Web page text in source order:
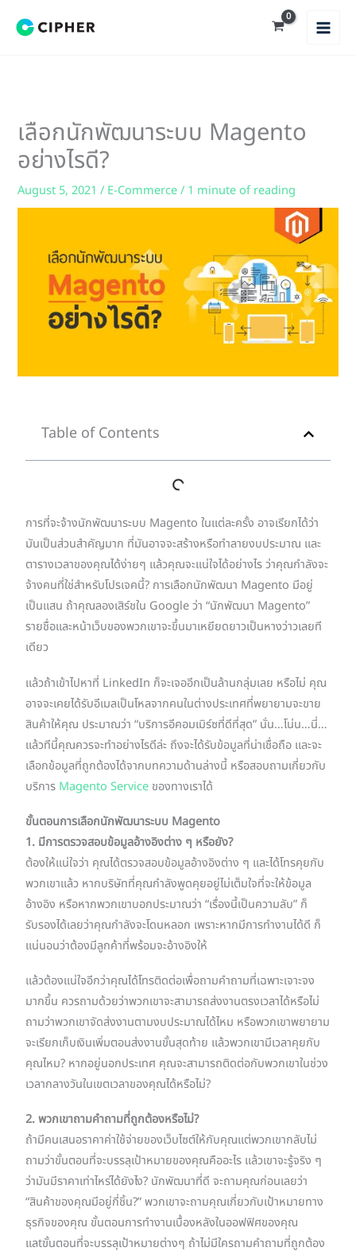
เลือกนักพัฒนาระบบ Magento
อย่างไรดี?
August 5, 2021/ E-Commerce/ 1 minute of reading
Table of Contents
การที่จะจ้างนักพัฒนาระบบ Magento ในแต่ละครั้ง อาจเรียกได้ว่า
มันเป็นส่วนสำคัญมาก ที่มันอาจจะสร้างหรือทำลายงบประมาณ และ
ตารางเวลาของคุณได้ง่ายๆ แล้วคุณจะแน่ใจได้อย่างไร ว่าคุณกำลังจะ
จ้างคนที่ใช่สำหรับโปรเจคนี้? การเลือกนักพัฒนา Magento มีอยู่
เป็นแสน ถ้าคุณลองเสิร์ชใน Google ว่า “นักพัฒนา Magento”
รายชื่อและหน้าเว็บของพวกเขาจะขึ้นมาเหยียดยาวเป็นหางว่าวเลยที
เดียว
แล้วถ้าเข้าไปหาที่ LinkedIn ก็จะเจออีกเป็นล้านกลุ่มเลย หรือไม่ คุณ
อาจจะเคยได้รับอีเมลเป็นโหลจากคนในต่างประเทศที่พยายามจะขาย
สินค้าให้คุณ ประมาณว่า “บริการอีคอมเมิร์ซที่ดีที่สุด” นั่น…โน่น…นี่…
แล้วทีนี้คุณควรจะทำอย่างไรดีล่ะ ถึงจะได้รับข้อมูลที่น่าเชื่อถือ และจะ
เลือกข้อมูลที่ถูกต้องได้จากบทความด้านล่างนี้ หรือสอบถามเกี่ยวกับ
บริการ Magento Service ของทางเราได้
ขั้นตอนการเลือกนักพัฒนาระบบ Magento
1. มีการตรวจสอบข้อมูลอ้างอิงต่าง ๆ หรือยัง?
ต้องให้แน่ใจว่า คุณได้ตรวจสอบข้อมูลอ้างอิงต่าง ๆ และได้โทรคุยกับ
พวกเขาแล้ว หากบริษัทที่คุณกำลังพูดคุยอยู่ไม่เต็มใจที่จะให้ข้อมูล
อ้างอิง หรือหากพวกเขาบอกประมาณว่า “เรื่องนี้เป็นความลับ” ก็
รับรองได้เลยว่าคุณกำลังจะโดนหลอก เพราะหากมีการทำงานได้ดี ก็
แน่นอนว่าต้องมีลูกค้าที่พร้อมจะอ้างอิงให้
แล้วต้องแน่ใจอีกว่าคุณได้โทรติดต่อเพื่อถามคำถามที่เฉพาะเจาะจง
มากขึ้น ควรถามด้วยว่าพวกเขาจะสามารถส่งงานตรงเวลาได้หรือไม่
ถามว่าพวกเขาจัดส่งงานตามงบประมาณได้ไหม หรือพวกเขาพยายาม
จะเรียกเก็บเงินเพิ่มตอนส่งงานขั้นสุดท้าย แล้วพวกเขามีเวลาคุยกับ
คุณไหม? หากอยู่นอกประเทศ คุณจะสามารถติดต่อกับพวกเขาในช่วง
เวลากลางวันในเขตเวลาของคุณได้หรือไม่?
2. พวกเขาถามคำถามที่ถูกต้องหรือไม่?
ถ้ามีคนเสนอราคาค่าใช้จ่ายของเว็บไซต์ให้กับคุณแต่พวกเขากลับไม่
ถามว่าขั้นตอนที่จะบรรลุเป้าหมายของคุณคืออะไร แล้วเขาจะรู้จริง ๆ
ว่ามันมีราคาเท่าไหร่ได้ยังไง? นักพัฒนาที่ดี จะถามคุณก่อนเลยว่า
“สินค้าของคุณมีอยู่กี่ชิ้น?” พวกเขาจะถามคุณเกี่ยวกับเป้าหมายทาง
ธุรกิจของคุณ ขั้นตอนการทำงานเบื้องหลังในออฟฟิศของคุณ
แลtขั้นตอนที่จะบรรลุเป้าหมายต่างๆ ถ้าไม่มีใครถามคำถามที่ถูกต้อง